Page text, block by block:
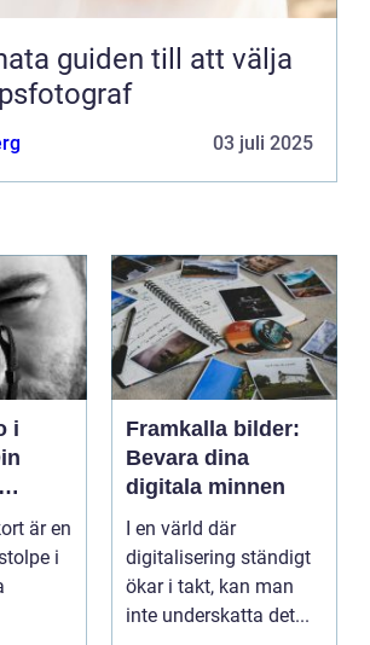
guiden till att välja
03 juli 2025
i
är en
i
Framkalla bilder:
Bevara dina
digitala minnen
I en värld där
digitalisering ständigt
ökar i takt, kan man
inte underskatta det...